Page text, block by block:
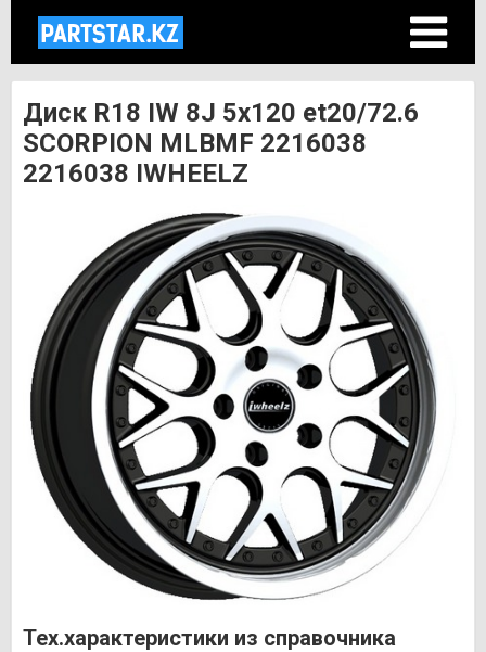
Диск R18 IW 8J 5х120 et20/72.6
SCORPION MLBMF 2216038
2216038 IWHEELZ
Тех.характеристики из справочника